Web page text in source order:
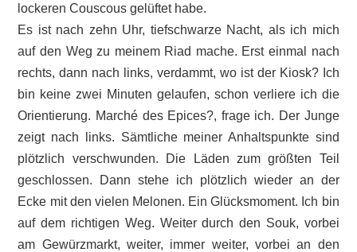
lockeren Couscous gelüftet habe.
Es ist nach zehn Uhr, tiefschwarze Nacht, als ich mich
auf den Weg zu meinem Riad mache. Erst einmal nach
rechts, dann nach links, verdammt, wo ist der Kiosk? Ich
bin keine zwei Minuten gelaufen, schon verliere ich die
Orientierung. Marché des Epices?, frage ich. Der Junge
zeigt nach links. Sämtliche meiner Anhaltspunkte sind
plötzlich verschwunden. Die Läden zum größten Teil
geschlossen. Dann stehe ich plötzlich wieder an der
Ecke mit den vielen Melonen. Ein Glücksmoment. Ich bin
auf dem richtigen Weg. Weiter durch den Souk, vorbei
am Gewürzmarkt, weiter, immer weiter, vorbei an den